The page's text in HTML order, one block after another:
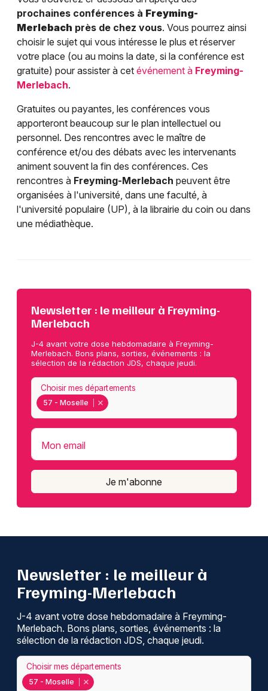
prochaines conférences à Freyming-
Merlebach près de chez vous. Vous pourrez ainsi
choisir le sujet qui vous intéresse le plus et réserver
votre place (ou au moins la date, si la conférence est
gratuite) pour assister à cet événement à Freyming-
Merlebach.
Gratuites ou payantes, les conférences vous
apporteront beaucoup sur le plan intellectuel ou
personnel. Des rencontres avec le maître de
conférence et/ou des débats avec les intervenants
animent souvent la fin des conférences. Ces
rencontres à Freyming-Merlebach peuvent être
organisées à l'université, dans une faculté, à
l'université populaire (UP), à la librairie du coin ou dans
une médiathèque.
Newsletter : le meilleur à Freyming-
Merlebach
J-4 avant votre dose hebdomadaire à Freyming-
Merlebach. Bons plans, sorties, événements : la
sélection de la rédaction JDS, chaque jeudi.
57 - Moselle
Choisir mes départements
Mon email
Je m'abonne
Newsletter : le meilleur à
Freyming-Merlebach
J-4 avant votre dose hebdomadaire à Freyming-
Merlebach. Bons plans, sorties, événements : la
sélection de la rédaction JDS, chaque jeudi.
57 - Moselle
Choisir mes départements